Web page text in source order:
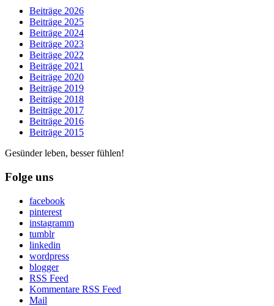
Beiträge 2026
Beiträge 2025
Beiträge 2024
Beiträge 2023
Beiträge 2022
Beiträge 2021
Beiträge 2020
Beiträge 2019
Beiträge 2018
Beiträge 2017
Beiträge 2016
Beiträge 2015
Gesünder leben, besser fühlen!
Folge uns
facebook
pinterest
instagramm
tumblr
linkedin
wordpress
blogger
RSS Feed
Kommentare RSS Feed
Mail